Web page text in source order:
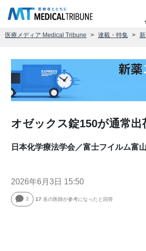
医療メディア Medical Tribune 連載・特集
オゼックス錠150が通常出
日本化学療法学会／富士フイルム富
2026年6月3日 15:50
2 17 名の医師が参考になったと回答